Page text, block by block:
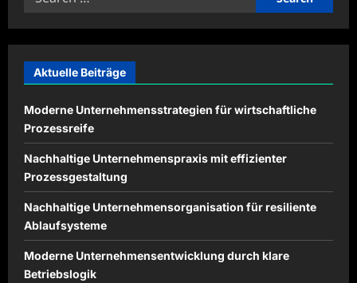
nutzen
Aktuelle Beiträge
Moderne Unternehmensstrategien für wirtschaftliche
Prozessreife
Nachhaltige Unternehmenspraxis mit effizienter
Prozessgestaltung
Nachhaltige Unternehmensorganisation für resiliente
Ablaufsysteme
Moderne Unternehmensentwicklung durch klare
Betriebslogik